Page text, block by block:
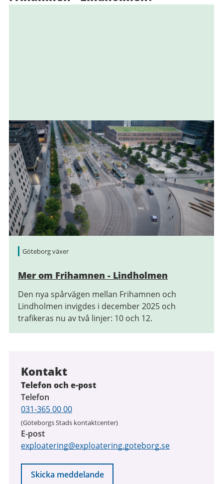
Göteborg växer
Mer om Frihamnen - Lindholmen
Den nya spårvägen mellan Frihamnen och
Lindholmen invigdes i december 2025 och
trafikeras nu av två linjer: 10 och 12.
Kontakt
Telefon och e-post
Telefon
031-365 00 00
(Göteborgs Stads kontaktcenter)
E-post
exploatering@exploatering.goteborg.se
Skicka meddelande